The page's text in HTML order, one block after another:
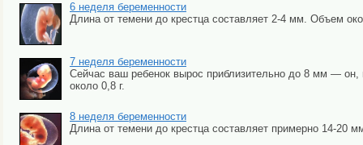
6 неделя беременности
Длина от темени до крестца составляет 2-4 мм. Объем
7 неделя беременности
Сейчас ваш ребенок вырос приблизительно до 8 мм — он,
около 0,8 г.
8 неделя беременности
Длина от темени до крестца составляет примерно 14-20